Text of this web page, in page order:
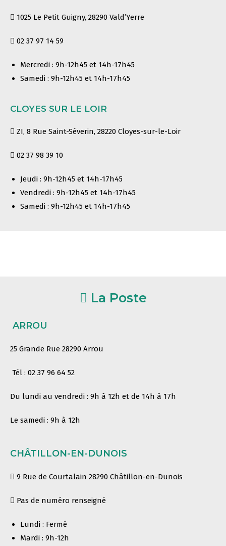
1025 Le Petit Guigny, 28290 Vald’Yerre
02 37 97 14 59
Mercredi : 9h-12h45 et 14h-17h45
Samedi : 9h-12h45 et 14h-17h45
CLOYES SUR LE LOIR
ZI, 8 Rue Saint-Séverin, 28220 Cloyes-sur-le-Loir
02 37 98 39 10
Jeudi : 9h-12h45 et 14h-17h45
Vendredi : 9h-12h45 et 14h-17h45
Samedi : 9h-12h45 et 14h-17h45
La Poste
ARROU
25 Grande Rue 28290 Arrou
Tél : 02 37 96 64 52
Du lundi au vendredi : 9h à 12h et de 14h à 17h
Le samedi : 9h à 12h
CHÂTILLON-EN-DUNOIS
9 Rue de Courtalain 28290 Châtillon-en-Dunois
Pas de numéro renseigné
Lundi : Fermé
Mardi : 9h-12h